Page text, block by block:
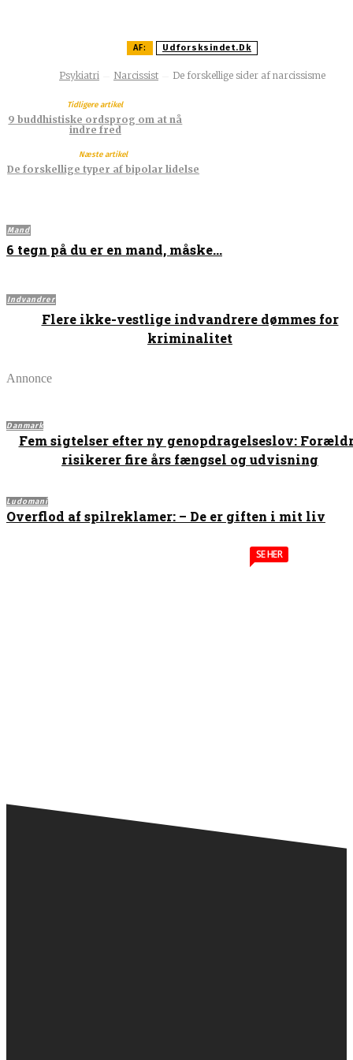
AF: Udforsksindet.dk
Psykiatri Narcissist De forskellige sider af narcissisme
Tidligere artikel
9 buddhistiske ordsprog om at nå
indre fred
Næste artikel
De forskellige typer af bipolar lidelse
Mand
6 tegn på du er en mand, måske…
Indvandrer
Flere ikke-vestlige indvandrere dømmes for
kriminalitet
Annonce
Danmark
Fem sigtelser efter ny genopdragelseslov:
risikerer fire års fængsel og udvisning
Ludomani
Overflod af spilreklamer: – De er giften i mit liv
SE HER